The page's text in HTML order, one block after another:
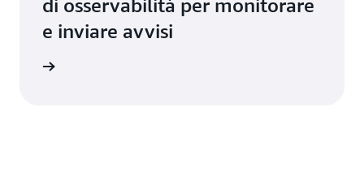
di osservabilità per monitorare
e inviare avvisi